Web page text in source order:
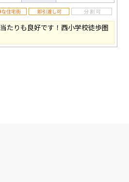
たりも良好です！西小学校徒歩圏